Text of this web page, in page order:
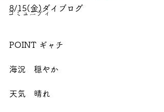
コミュニティ
8/15(金)ダイブログ
POINT ギャチ
海況　穏やか
天気　晴れ